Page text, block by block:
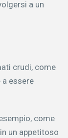
a un
crudi, come
essere
come
un appetitoso